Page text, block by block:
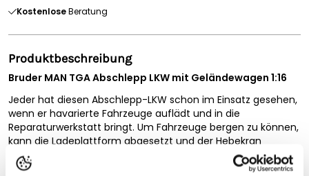
KostenloseBeratung
Produktbeschreibung
Bruder MAN TGA Abschlepp LKW mit Geländewagen 1:16
Jeder hat diesen Abschlepp-LKW schon im Einsatz gesehen,
wenn er havarierte Fahrzeuge auflädt und in die
Reparaturwerkstatt bringt. Um Fahrzeuge bergen zu können,
kann die Ladeplattform abgesetzt und der Hebekran
ausgefahren und geschwenkt werden. Dabei ermöglichen
die ausziehbare Abschleppbrille und das Ladegeschirr,